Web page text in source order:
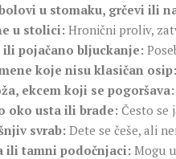
u stomaku, grčevi ili
u stolici: Hronični proliv,
ili pojačano bljuckanje:
koje nisu klasičan osip:
ekcem koji se pogoršava:
oko usta ili brade: Često se
svrab: Dete se češe, ali
ili tamni podočnjaci: Mogu